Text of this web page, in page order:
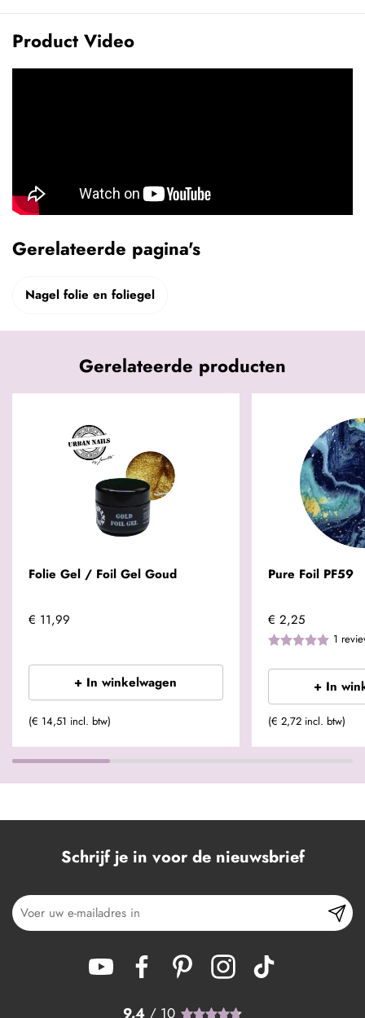
Product Video
Gerelateerde pagina's
Nagel folie en foliegel
Gerelateerde producten
Folie Gel / Foil Gel Goud
€ 11,99
+ In winkelwagen
(€ 14,51 incl. btw)
Pure Foil PF59
€ 2,25
1
+ In
(€ 2,72 incl. btw)
Schrijf je in voor de nieuwsbrief
9.4 / 10